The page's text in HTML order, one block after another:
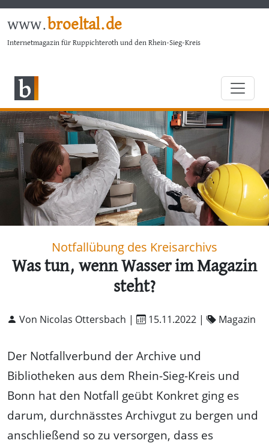
www.broeltal.de
Internetmagazin für Ruppichteroth und den Rhein-Sieg-Kreis
Notfallübung des Kreisarchivs
Was tun, wenn Wasser im Magazin
steht?
Von Nicolas Ottersbach | 15.11.2022 | Magazin
Der Notfallverbund der Archive und
Bibliotheken aus dem Rhein-Sieg-Kreis und
Bonn hat den Notfall geübt Konkret ging es
darum, durchnässtes Archivgut zu bergen und
anschließend so zu versorgen, dass es